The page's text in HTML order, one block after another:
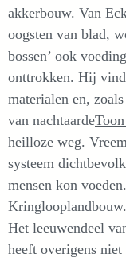
akkerbouw. Van
oogsten van blad,
bossen’ ook
onttrokken. Hij
materialen en,
van nachtaarde
heilloze weg.
systeem
mensen kon
Het leeuwendeel
heeft overigens niet